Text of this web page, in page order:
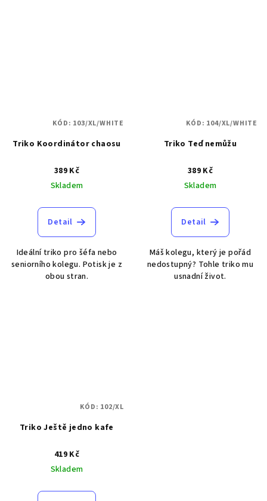
Triko Koordinátor chaosu
389 Kč
Skladem
Detail
Ideální triko pro šéfa nebo
seniorního kolegu. Potisk je z
obou stran.
KÓD: 103/XL/WHITE
Triko Teď nemůžu
389 Kč
Skladem
Detail
Máš kolegu, který je pořád
nedostupný? Tohle triko mu
usnadní život.
KÓD: 104/XL/WHITE
Triko Ještě jedno kafe
419 Kč
Skladem
KÓD: 102/XL